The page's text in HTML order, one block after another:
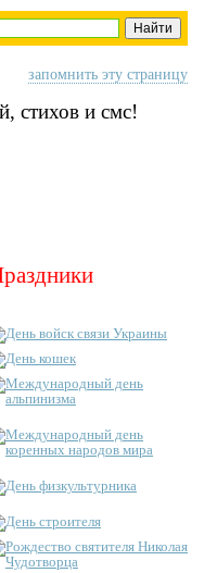
запомнить эту страницу
стихов и смс!
День войск связи Украины
День кошек
Международный день
альпинизма
Международный день
коренных народов мира
День физкультурника
День строителя
Рождество святителя Николая
Чудотворца